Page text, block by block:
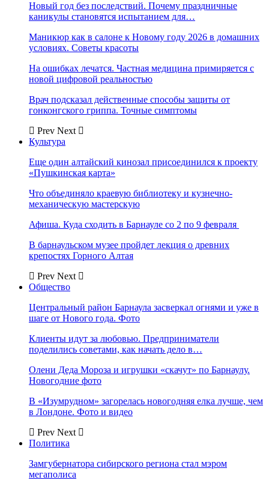
Новый год без последствий. Почему праздничные
каникулы становятся испытанием для…
Маникюр как в салоне к Новому году 2026 в домашних
условиях. Советы красоты
На ошибках лечатся. Частная медицина примиряется с
новой цифровой реальностью
Врач подсказал действенные способы защиты от
гонконгского гриппа. Точные симптомы
Prev Next
Культура
Еще один алтайский кинозал присоединился к проекту
«Пушкинская карта»
Что объединяло краевую библиотеку и кузнечно-
механическую мастерскую
Афиша. Куда сходить в Барнауле со 2 по 9 февраля
В барнаульском музее пройдет лекция о древних
крепостях Горного Алтая
Prev Next
Общество
Центральный район Барнаула засверкал огнями и уже в
шаге от Нового года. Фото
Клиенты идут за любовью. Предприниматели
поделились советами, как начать дело в…
Олени Деда Мороза и игрушки «скачут» по Барнаулу.
Новогодние фото
В «Изумрудном» загорелась новогодняя елка лучше, чем
в Лондоне. Фото и видео
Prev Next
Политика
Замгубернатора сибирского региона стал мэром
мегаполиса